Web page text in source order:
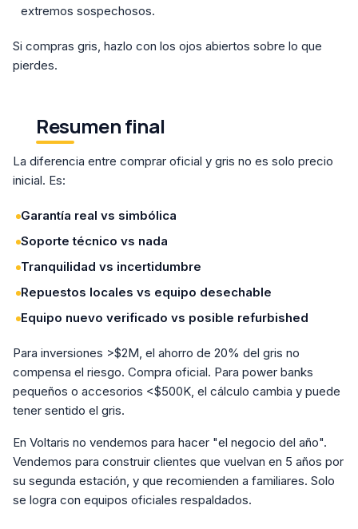
extremos sospechosos.
Si compras gris, hazlo con los ojos abiertos sobre lo que
pierdes.
Resumen final
La diferencia entre comprar oficial y gris no es solo precio
inicial. Es:
Garantía real vs simbólica
Soporte técnico vs nada
Tranquilidad vs incertidumbre
Repuestos locales vs equipo desechable
Equipo nuevo verificado vs posible refurbished
Para inversiones >$2M, el ahorro de 20% del gris no
compensa el riesgo. Compra oficial. Para power banks
pequeños o accesorios <$500K, el cálculo cambia y puede
tener sentido el gris.
En Voltaris no vendemos para hacer "el negocio del año".
Vendemos para construir clientes que vuelvan en 5 años por
su segunda estación, y que recomienden a familiares. Solo
se logra con equipos oficiales respaldados.